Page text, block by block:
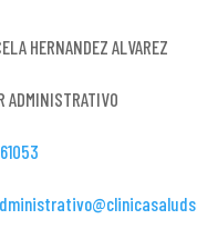
HERNANDEZ ALVAREZ
ADMINISTRATIVO